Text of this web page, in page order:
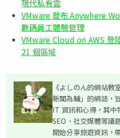
現代私有雲
VMware 發布 Anywhere
數碼員工體驗管理
VMware Cloud on AWS 登
21 個區域
《よしのん的網站教
新聞為輔」的網誌，
IT 資訊和心得，其中
SEO、社交媒體等議
開始分享旅遊資訊，